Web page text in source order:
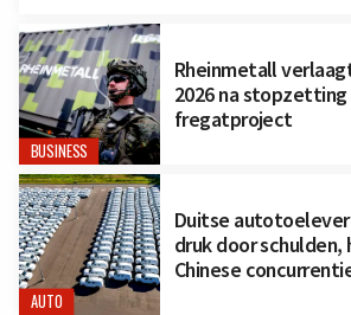
BUSINESS
Rheinmetall
2026 na stopzetting
fregatproject
AUTO
Duitse
druk door
Chinese